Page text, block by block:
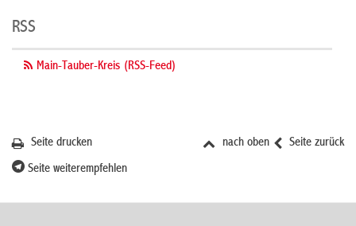
RSS
Main-Tauber-Kreis (RSS-Feed)
Seite zurück
nach oben
Seite drucken
Seite weiterempfehlen